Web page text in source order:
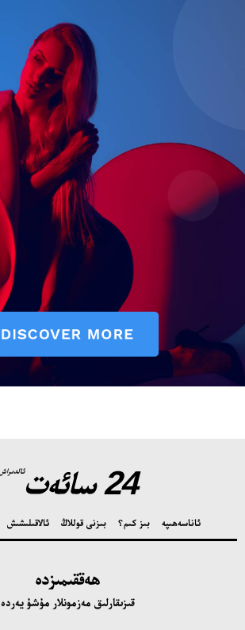
24 سائەت ئالدىراش
ئاناسەھىپە بىز كىم؟ بىزنى قوللاڭ ئالاقىلىشىش
ھەققىمىزدە
قىزىقارلىق مەزمونلار مۇشۇ يەردە